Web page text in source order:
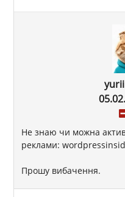
Не знаю чи можна
реклами:
Прошу вибачення.